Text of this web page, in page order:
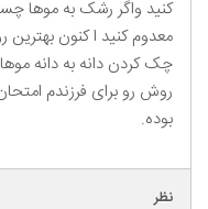
کنید واگر رشک به موها
معدوم کنید ا کنون
چک کردن دانه به دانه
روش رو برای فرزندم
بوده.
نظر